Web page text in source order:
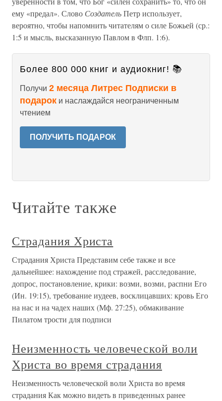
ему «предал». Слово СоздательПетр использует,
вероятно, чтобы напомнить читателям о силе Божьей (ср.:
1:5 и мысль, высказанную Павлом в Флп. 1:6).
Более 800 000 книг и аудиокниг! 📚
Получи 2 месяца Литрес Подписки в
подарок и наслаждайся неограниченным
чтением
ПОЛУЧИТЬ ПОДАРОК
Читайте также
Страдания Христа
Страдания Христа Представим себе также и все
дальнейшее: нахождение под стражей, расследование,
допрос, постановление, крики: возми, возми, распни Его
(Ин. 19:15), требование иудеев, восклицавших: кровь Его
на нас и на чадех наших (Мф. 27:25), обмакивание
Пилатом трости для подписи
Неизменность человеческой воли
Христа во время страдания
Неизменность человеческой воли Христа во время
страдания Как можно видеть в приведенных ранее